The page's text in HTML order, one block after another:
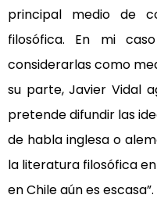
principal medio de
filosófica. En mi
considerarlas como
su parte, Javier Vidal
pretende difundir las
de habla inglesa o
la literatura filosófica
en Chile aún es escasa”.